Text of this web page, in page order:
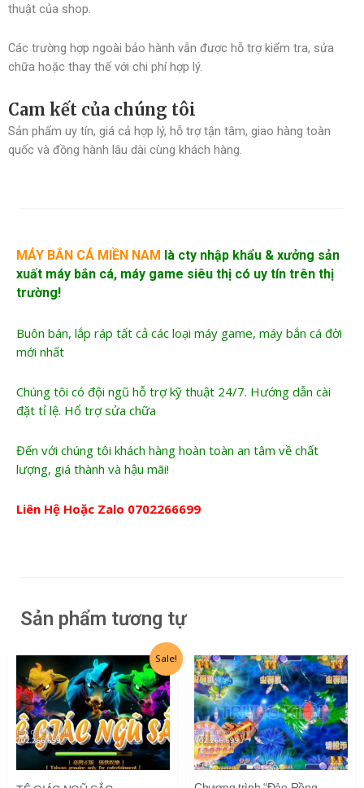
thuật của shop.
Các trường hợp ngoài bảo hành vẫn được hỗ trợ kiểm tra, sửa
chữa hoặc thay thế với chi phí hợp lý.
Cam kết của chúng tôi
Sản phẩm uy tín, giá cả hợp lý, hỗ trợ tận tâm, giao hàng toàn
quốc và đồng hành lâu dài cùng khách hàng.
MÁY BẮN CÁ MIỀN NAM là cty nhập khẩu & xưởng sản
xuất máy bắn cá, máy game siêu thị có uy tín trên thị
trường!
Buôn bán, lắp ráp tất cả các loại máy game, máy bắn cá đời
mới nhất
Chúng tôi có đội ngũ hỗ trợ kỹ thuật 24/7. Hướng dẫn cài
đặt tỉ lệ. Hổ trợ sửa chữa
Đến với chúng tôi khách hàng hoàn toàn an tâm về chất
lượng, giá thành và hậu mãi!
Liên Hệ Hoặc Zalo 0702266699
Sản phẩm tương tự
Sale!
Giá
gốc
là:
12.500.000₫.
Giá
hiện
tại
là:
6.500.000₫.